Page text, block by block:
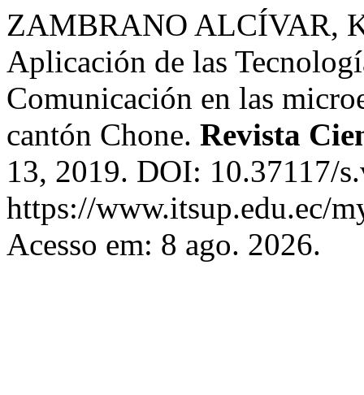
ZAMBRANO ALCÍVAR,
Aplicación de las
Comunicación en las
cantón Chone. Revista
13, 2019. DOI: 10.37117/
https://www.itsup.edu.ec/
Acesso em: 8 ago. 2026.